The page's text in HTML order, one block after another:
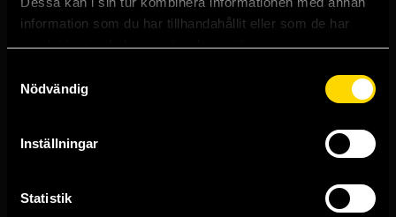
information som du har tillhandahållit eller som de har
samlat in när du har använt deras tjänster.
Nödvändig
Inställningar
Statistik
Butiker & kundtjänst
Västerlånggatan 48
Göteborgsbutiken